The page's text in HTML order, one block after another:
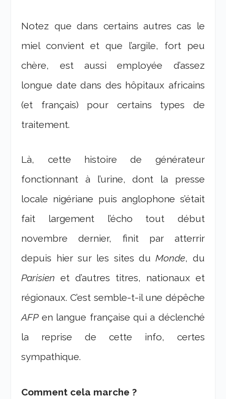
Notez que dans certains autres cas le
miel convient et que l’argile, fort peu
chère, est aussi employée d’assez
longue date dans des hôpitaux africains
(et français) pour certains types de
traitement.
Là, cette histoire de générateur
fonctionnant à l’urine, dont la presse
locale nigériane puis anglophone s’était
fait largement l’écho tout début
novembre dernier, finit par atterrir
depuis hier sur les sites duMonde, du
Parisienet d’autres titres, nationaux et
régionaux. C’est semble-t-il une dépêche
AFPen langue française qui a déclenché
la reprise de cette info, certes
sympathique.
Comment cela marche ?